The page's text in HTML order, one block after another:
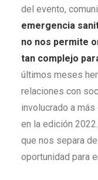
del evento,
emergencia
no nos permite
tan complejo
últimos meses
relaciones con
involucrado a
en la edición
que nos separa
oportunidad para